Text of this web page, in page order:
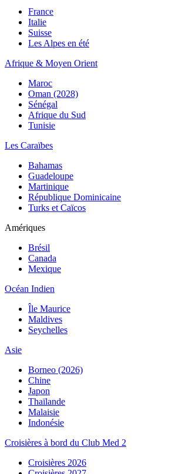
France
Italie
Suisse
Les Alpes en été
Afrique & Moyen Orient
Maroc
Oman (2028)
Sénégal
Afrique du Sud
Tunisie
Les Caraïbes
Bahamas
Guadeloupe
Martinique
République Dominicaine
Turks et Caïcos
Amériques
Brésil
Canada
Mexique
Océan Indien
Île Maurice
Maldives
Seychelles
Asie
Borneo (2026)
Chine
Japon
Thaïlande
Malaisie
Indonésie
Croisières à bord du Club Med 2
Croisières 2026